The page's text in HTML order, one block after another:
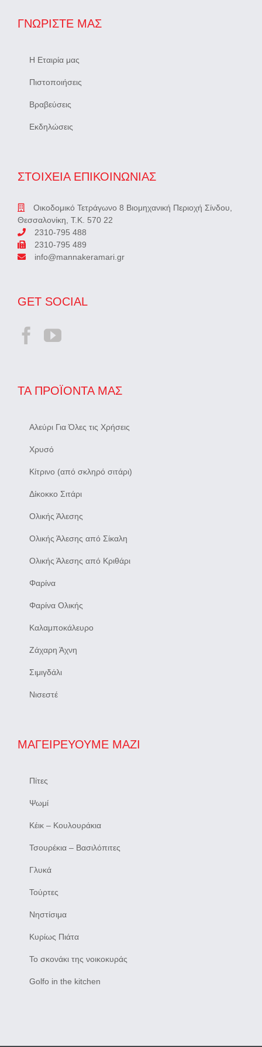
ΓΝΩΡΊΣΤΕ ΜΑΣ
Η Εταιρία μας
Πιστοποιήσεις
Βραβεύσεις
Εκδηλώσεις
ΣΤΟΙΧΕΙΑ ΕΠΙΚΟΙΝΩΝΙΑΣ
Οικοδομικό Τετράγωνο 8 Βιομηχανική Περιοχή Σίνδου,
Θεσσαλονίκη, Τ.Κ. 570 22
2310-795 488
2310-795 489
info@mannakeramari.gr
GET SOCIAL
ΤΑ ΠΡΟΪΌΝΤΑ ΜΑΣ
Αλεύρι Για Όλες τις Χρήσεις
Χρυσό
Κίτρινο (από σκληρό σιτάρι)
Δίκοκκο Σιτάρι
Ολικής Άλεσης
Ολικής Άλεσης από Σίκαλη
Ολικής Άλεσης από Κριθάρι
Φαρίνα
Φαρίνα Ολικής
Καλαμποκάλευρο
Ζάχαρη Άχνη
Σιμιγδάλι
Νισεστέ
ΜΑΓΕΙΡΕΎΟΥΜΕ ΜΑΖΊ
Πίτες
Ψωμί
Κέικ – Κουλουράκια
Τσουρέκια – Βασιλόπιτες
Γλυκά
Τούρτες
Νηστίσιμα
Κυρίως Πιάτα
Το σκονάκι της νοικοκυράς
Golfo in the kitchen